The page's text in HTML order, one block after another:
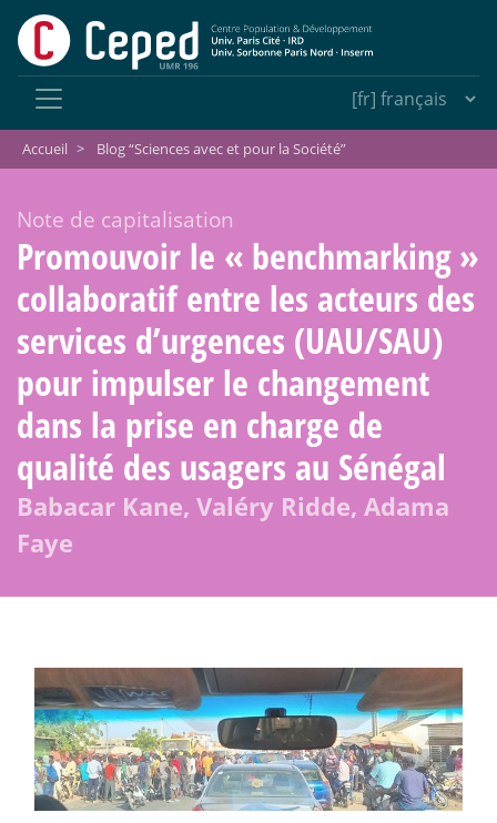
Accueil > Blog “Sciences avec et pour la Société”
Note de capitalisation
Promouvoir le « benchmarking»
collaboratif entre les acteurs des
services d’urgences (UAU/SAU)
pour impulser le changement
dans la prise en charge de
qualité des usagers au Sénégal
Babacar Kane, Valéry Ridde, Adama
Faye